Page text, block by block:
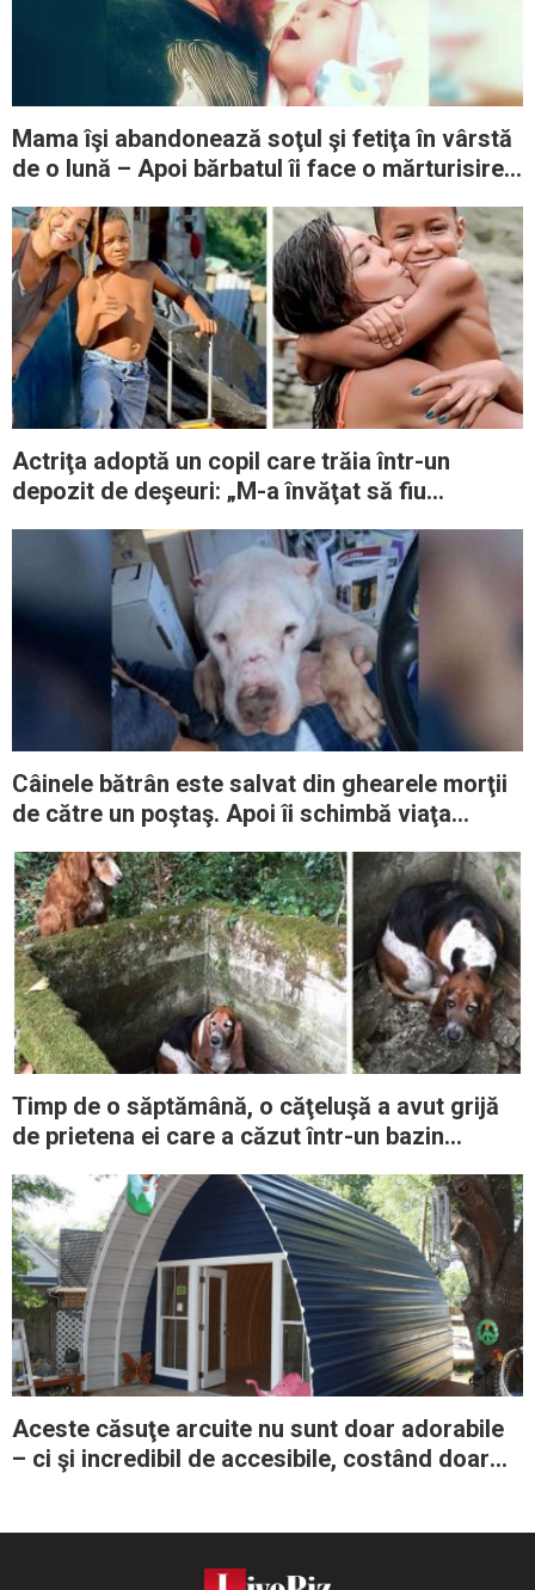
Mama îşi abandonează soţul şi fetiţa în vârstă
de o lună – Apoi bărbatul îi face o mărturisire
Actriţa adoptă un copil care trăia într-un
depozit de deşeuri: „M-a învăţat să fiu
trăiesc!”
Câinele bătrân este salvat din ghearele morţii
de către un poştaş. Apoi îi schimbă viaţa
Timp de o săptămână, o căţeluşă a avut grijă
de prietena ei care a căzut într-un bazin
Aceste căsuţe arcuite nu sunt doar adorabile
– ci şi incredibil de accesibile, costând doar